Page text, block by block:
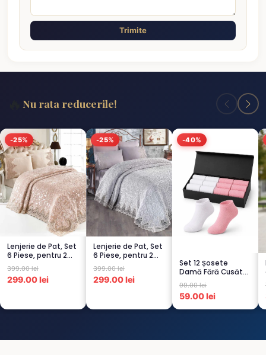
Trimite
Nu rata reducerile!
-25%
Lenjerie de Pat, Set
6 Piese, pentru 2
persoana, CAPUCI...
399.00 lei
299.00 lei
-25%
Lenjerie de Pat, Set
6 Piese, pentru 2
persoana, GRI -1...
399.00 lei
299.00 lei
-40%
Set 12 Șosete
Damă Fără Cusături
– 6 Albe + 6 Roz –
Scu...
99.00 lei
59.00 lei